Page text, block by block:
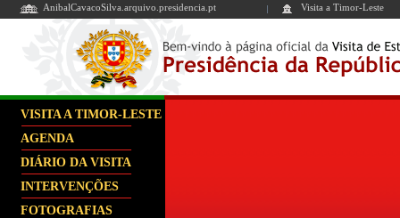
AnibalCavacoSilva.arquivo.presidencia.pt Visita a Timor-Leste
VISITA A TIMOR-LESTE
AGENDA
DIÁRIO DA VISITA
INTERVENÇÕES
FOTOGRAFIAS